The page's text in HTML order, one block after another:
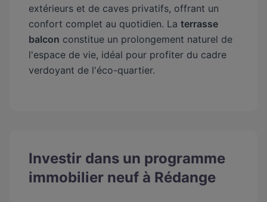
extérieurs et de caves privatifs, offrant un
confort complet au quotidien. La terrasse
balcon constitue un prolongement naturel de
l'espace de vie, idéal pour profiter du cadre
verdoyant de l'éco-quartier.
Investir dans un programme
immobilier neuf à Rédange